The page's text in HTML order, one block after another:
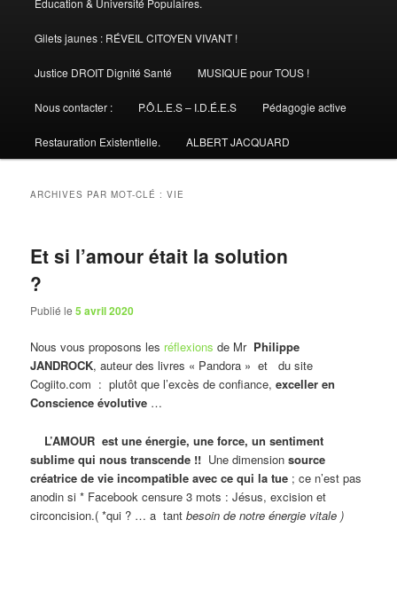
Gilets jaunes : RÉVEIL CITOYEN VIVANT !
Justice DROIT Dignité Santé MUSIQUE pour TOUS !
Nous contacter : P.Ô.L.E.S – I.D.É.E.S Pédagogie active
Restauration Existentielle. ALBERT JACQUARD
ARCHIVES PAR MOT-CLÉ :VIE
Et si l’amour était la solution
?
Publié le5 avril 2020
Nous vous proposons les réflexions de Mr Philippe
JANDROCK, auteur des livres « Pandora » et du site
Cogiito.com : plutôt que l’excès de confiance,exceller en
Conscience évolutive …
L’AMOUR est une énergie, une force, un sentiment
sublime qui nous transcende !! Une dimensionsource
créatrice de vie incompatible avec ce qui la tue ; ce n’est pas
anodin si * Facebook censure 3 mots : Jésus, excision et
circoncision.( *qui ? … a tant besoin de notre énergie vitale )